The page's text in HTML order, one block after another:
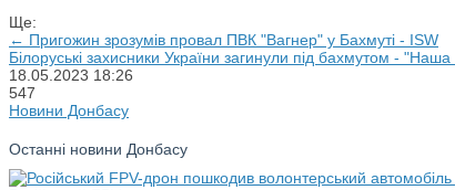
Ще:
← Пригожин зрозумів провал ПВК "Вагнер" у Бахмуті - ISW
Білоруські захисники України загинули під бахмутом -
18.05.2023 18:26
547
Новини Донбасу
Останні новини Донбасу